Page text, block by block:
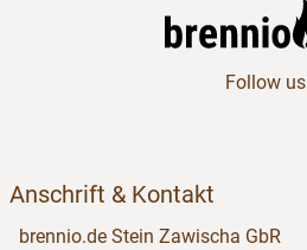
Follow us
Anschrift & Kontakt
brennio.de Stein Zawischa GbR